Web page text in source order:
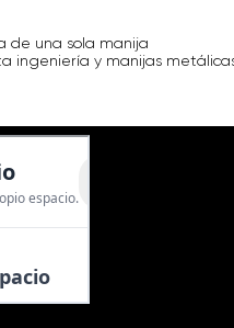
de una sola manija
ingeniería y manijas